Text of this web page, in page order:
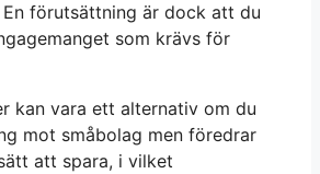
förutsättning är dock att du
som krävs för
kan vara ett alternativ om du
mot småbolag men föredrar
att spara, i vilket